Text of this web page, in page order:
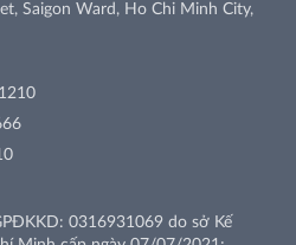
Saigon Ward, Ho Chi Minh City,
0316931069 do sở Kế